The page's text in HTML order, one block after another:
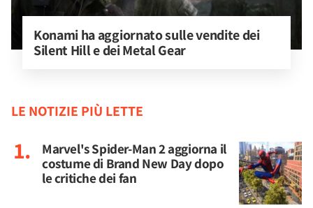
Konami ha aggiornato sulle vendite dei
Silent Hill e dei Metal Gear
LE NOTIZIE PIÙ LETTE
Marvel's Spider-Man 2 aggiorna il
costume di Brand New Day dopo
le critiche dei fan